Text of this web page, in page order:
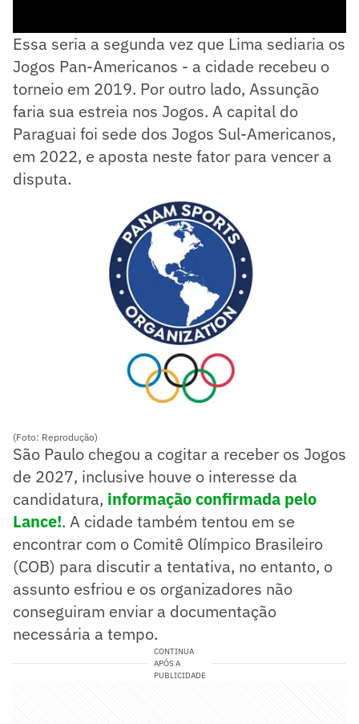
Essa seria a segunda vez que Lima sediaria os
Jogos Pan-Americanos - a cidade recebeu o
torneio em 2019. Por outro lado, Assunção
faria sua estreia nos Jogos. A capital do
Paraguai foi sede dos Jogos Sul-Americanos,
em 2022, e aposta neste fator para vencer a
disputa.
(Foto: Reprodução)
São Paulo chegou a cogitar a receber os Jogos
de 2027, inclusive houve o interesse da
candidatura, informação confirmada pelo
Lance!. A cidade também tentou em se
encontrar com o Comitê Olímpico Brasileiro
(COB) para discutir a tentativa, no entanto, o
assunto esfriou e os organizadores não
conseguiram enviar a documentação
necessária a tempo.
CONTINUA
APÓS A
PUBLICIDADE